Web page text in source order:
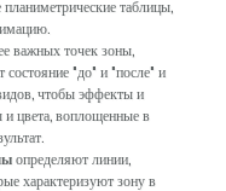
таблицы,
важных точек зоны,
состояние "до" и "после" и
чтобы эффекты и
цвета, воплощенные в
определяют линии,
характеризуют зону в